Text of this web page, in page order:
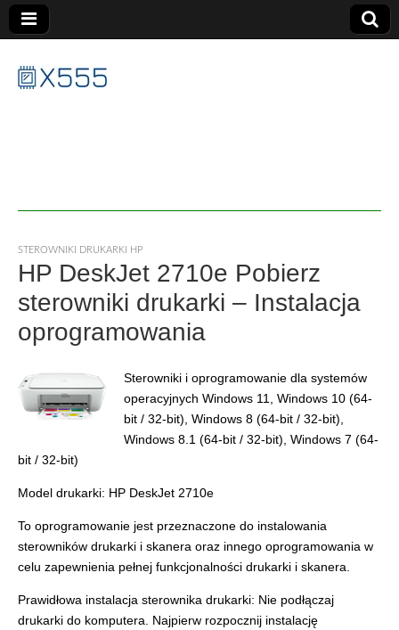
STEROWNIKI DRUKARKI HP
HP DeskJet 2710e Pobierz
sterowniki drukarki – Instalacja
oprogramowania
Sterowniki i oprogramowanie dla systemów
operacyjnych Windows 11, Windows 10 (64-
bit / 32-bit), Windows 8 (64-bit / 32-bit),
Windows 8.1 (64-bit / 32-bit), Windows 7 (64-
bit / 32-bit)
Model drukarki: HP DeskJet 2710e
To oprogramowanie jest przeznaczone do instalowania
sterowników drukarki i skanera oraz innego oprogramowania w
celu zapewnienia pełnej funkcjonalności drukarki i skanera.
Prawidłowa instalacja sterownika drukarki: Nie podłączaj
drukarki do komputera. Najpierw rozpocznij instalację